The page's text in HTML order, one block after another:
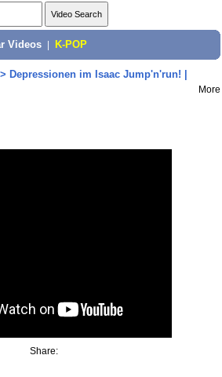
Videos K-POP
Depressionen im Isaac Jump'n'run! |
More
Share: